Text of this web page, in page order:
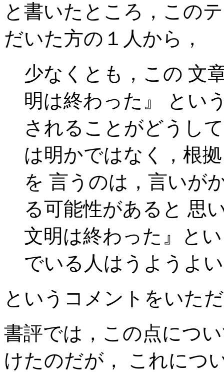
と書いたところ，この
だいた方の１人から，
少なくとも，この 文
明は終わった』 とい
されることがどうし
は明かではなく，根
を 言うのは，言いが
る可能性があると 思
文明は終わった』と
でいる人はうようよ
というコメントをいた
書評では，この点につ
けたのだが， これにつ